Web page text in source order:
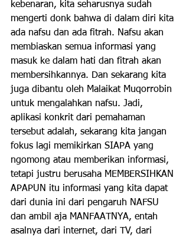
kebenaran, kita seharusnya sudah
mengerti donk bahwa di dalam diri kita
ada nafsu dan ada fitrah. Nafsu akan
membiaskan semua informasi yang
masuk ke dalam hati dan fitrah akan
membersihkannya. Dan sekarang kita
juga dibantu oleh Malaikat Muqorrobin
untuk mengalahkan nafsu. Jadi,
aplikasi konkrit dari pemahaman
tersebut adalah, sekarang kita jangan
fokus lagi memikirkan SIAPA yang
ngomong atau memberikan informasi,
tetapi justru berusaha MEMBERSIHKAN
APAPUN itu informasi yang kita dapat
dari dunia ini dari pengaruh NAFSU
dan ambil aja MANFAATNYA, entah
asalnya dari internet, dari TV, dari